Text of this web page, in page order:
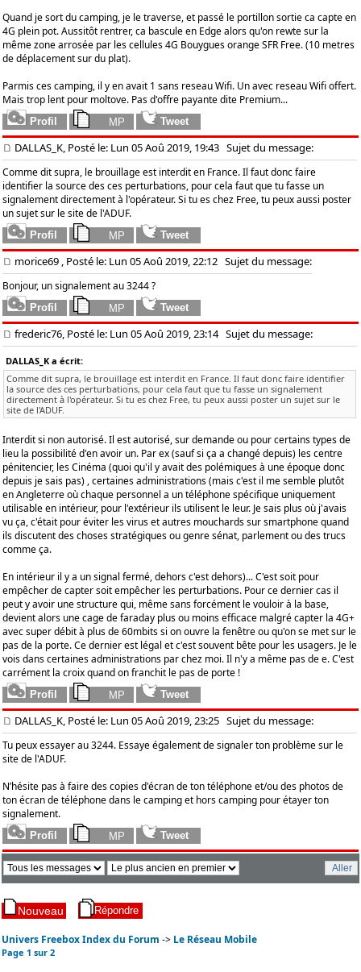
Quand je sort du camping, je le traverse, et passé le portillon sortie ca capte en
4G plein pot. Aussitôt rentrer, ca bascule en Edge alors qu'on rewte sur la
même zone arrosée par les cellules 4G Bouygues orange SFR Free. (10 metres
de déplacement sur du plat).
Parmis ces camping, il y en avait 1 sans reseau Wifi. Un avec reseau Wifi offert.
Mais trop lent pour moltove. Pas d'offre payante dite Premium...
DALLAS_K, Posté le: Lun 05 Aoû 2019, 19:43 Sujet du message:
Comme dit supra, le brouillage est interdit en France. Il faut donc faire
identifier la source des ces perturbations, pour cela faut que tu fasse un
signalement directement à l'opérateur. Si tu es chez Free, tu peux aussi poster
un sujet sur le site de l'ADUF.
morice69 , Posté le: Lun 05 Aoû 2019, 22:12 Sujet du message:
Bonjour, un signalement au 3244 ?
frederic76, Posté le: Lun 05 Aoû 2019, 23:14Sujet du message:
DALLAS_K a écrit:
Comme dit supra, le brouillage est interdit en France. Il faut donc faire identifier
la source des ces perturbations, pour cela faut que tu fasse un signalement
directement à l'opérateur. Si tu es chez Free, tu peux aussi poster un sujet sur le
site de l'ADUF.
Interdit si non autorisé. Il est autorisé, sur demande ou pour certains types de
lieu la possibilité d'en avoir un. Par ex (sauf si ça a changé depuis) les centre
pénitencier, les Cinéma (quoi qu'il y avait des polémiques à une époque donc
depuis je sais pas) , certaines administrations (mais c'est il me semble plutôt
en Angleterre où chaque personnel a un téléphone spécifique uniquement
utilisable en intérieur, pour l'extérieur ils utilisent le leur. Je sais plus où j'avais
vu ça, c'était pour éviter les virus et autres mouchards sur smartphone quand
ils discutent des choses stratégiques ou genre sénat, parlement ou des trucs
comme ça.
En intérieur il y a un signal fermé, dehors c'est dehors)... C'est soit pour
empêcher de capter soit empêcher les perturbations. Pour ce dernier cas il
peut y avoir une structure qui, même sans forcément le vouloir à la base,
devient alors une cage de faraday plus ou moins efficace malgré capter la 4G+
avec super débit à plus de 60mbits si on ouvre la fenêtre ou qu'on se met sur le
pas de la porte. Ce dernier est légal et c'est souvent bête pour les usagers. Je le
vois dans certaines administrations par chez moi. Il n'y a même pas de e. C'est
carrément la croix quand on franchit le pas de porte !
DALLAS_K, Posté le: Lun 05 Aoû 2019, 23:25 Sujet du message:
Tu peux essayer au 3244. Essaye également de signaler ton problème sur le
site de l'ADUF.
N’hésite pas à faire des copies d'écran de ton téléphone et/ou des photos de
ton écran de téléphone dans le camping et hors camping pour étayer ton
signalement.
Univers Freebox Index du Forum -> Le Réseau Mobile
Page1 sur2